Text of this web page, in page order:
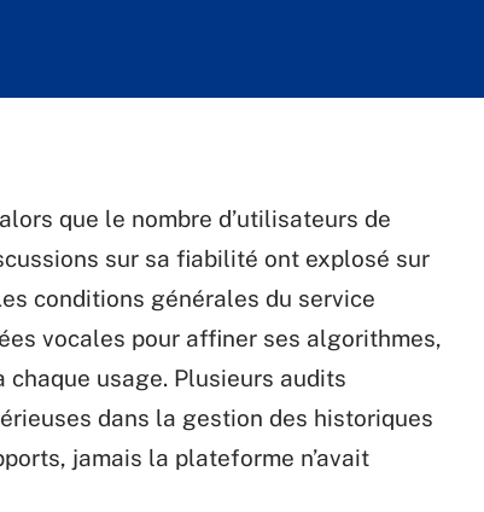
que le nombre d’utilisateurs de
sur sa fiabilité ont explosé sur
conditions générales du service
vocales pour affiner ses algorithmes,
usage. Plusieurs audits
dans la gestion des historiques
jamais la plateforme n’avait